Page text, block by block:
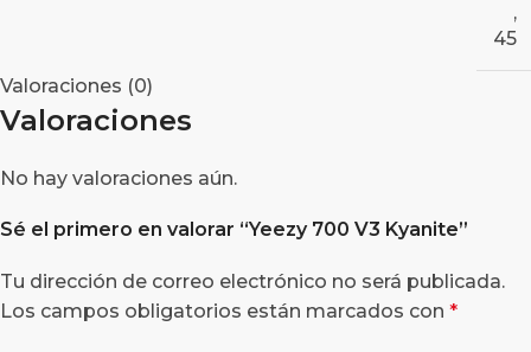
,
45
Valoraciones (0)
Valoraciones
No hay valoraciones aún.
Sé el primero en valorar “Yeezy 700 V3 Kyanite”
Tu dirección de correo electrónico no será publicada.
Los campos obligatorios están marcados con *